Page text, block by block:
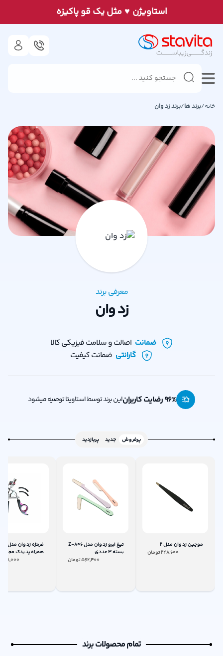
استاويژن ♥ مثل يک قو پاكيزه
خانه/برند ها/برندزد وان
معرفی برند
زد وان
ضمانت اصالت و سلامت فیزیکی کالا
گارانتی ضمانت کیفیت
96% رضایت کاربران این برند توسط استاویتا توصیه میشود
پرفروش جدید پربازدید
موچین زد وان مدل 2
248,600تومان
تیغ ابرو زد وان مدل Z-806
بسته 3 عددی
562,400تومان 518,000
تمام محصولات برند